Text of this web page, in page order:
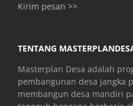
Kirim pesan >>
TENTANG
Masterplan Desa adalah
pembangunan desa jangka
membangun desa mandiri